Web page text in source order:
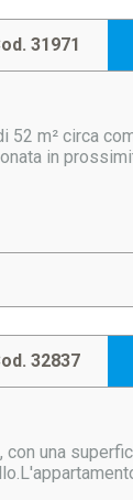
31971
m² circa
in
32837
una